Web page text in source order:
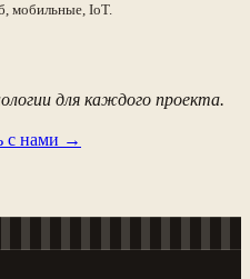
мобильные, IoT.
для каждого проекта.
с нами →